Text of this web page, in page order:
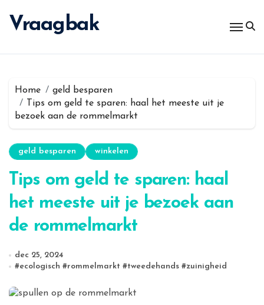
naarVraagbak
Home
geld besparen
Tips om geld te sparen: haal het meeste uit je
bezoek aan de rommelmarkt
geld besparen winkelen
Tips om geld te sparen: haal
het meeste uit je bezoek aan
de rommelmarkt
dec 25, 2024
#ecologisch #rommelmarkt #tweedehands #zuinigheid